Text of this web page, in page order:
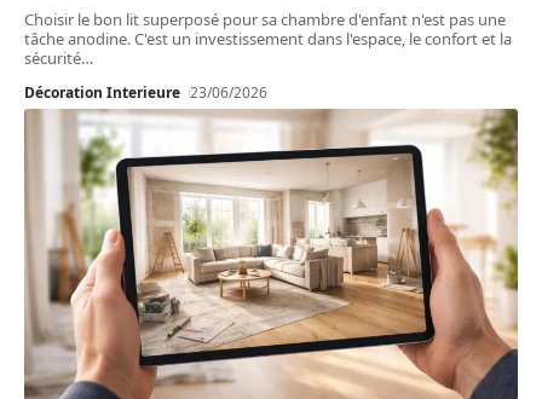
Choisir le bon lit superposé pour sa chambre d'enfant n'est pas une
tâche anodine. C'est un investissement dans l'espace, le confort et la
sécurité…
Décoration Interieure 23/06/2026